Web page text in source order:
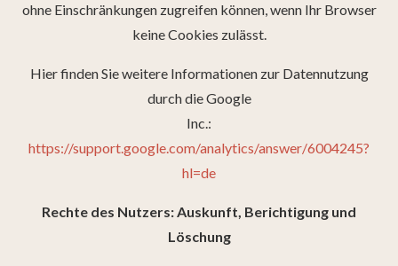
ohne Einschränkungen zugreifen können, wenn Ihr Browser
keine Cookies zulässt.
Hier finden Sie weitere Informationen zur Datennutzung
durch die Google
Inc.:
https://support.google.com/analytics/answer/6004245?
hl=de
Rechte des Nutzers: Auskunft, Berichtigung und
Löschung